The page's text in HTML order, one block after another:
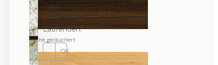
7 auf
dem
Laufenden.
OK
Eiche geräuchert